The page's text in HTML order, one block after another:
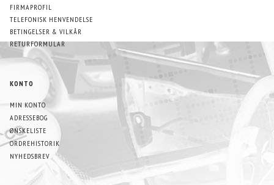
FIRMAPROFIL
TELEFONISK HENVENDELSE
BETINGELSER & VILKÅR
RETURFORMULAR
KONTO
MIN KONTO
ADRESSEBOG
ØNSKELISTE
ORDREHISTORIK
NYHEDSBREV